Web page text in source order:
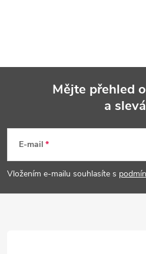
p
a
Mějte přehled
a
E-mail
Vložením e-mailu souhlasíte s